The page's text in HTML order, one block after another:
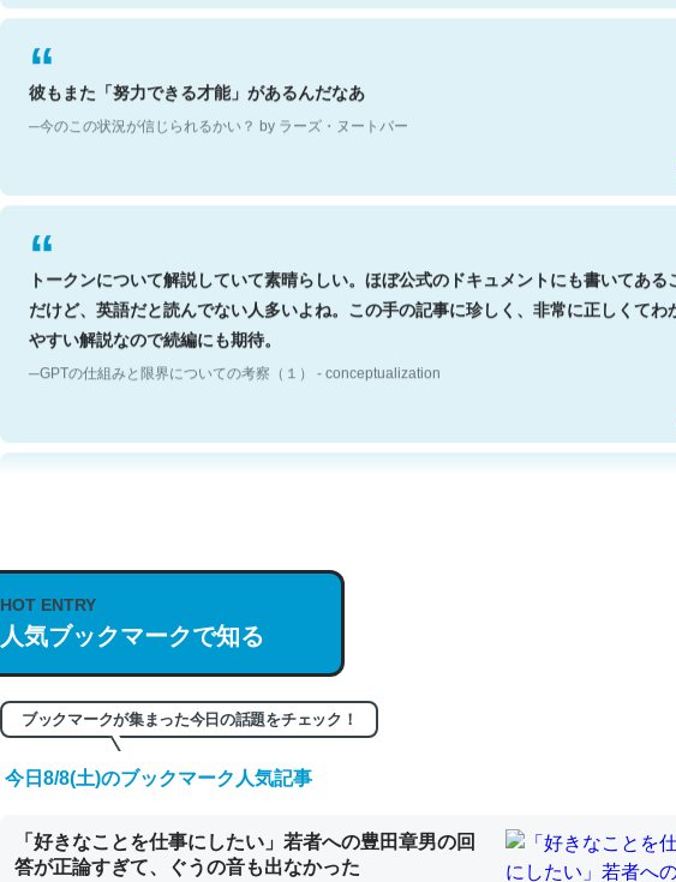
彼もまた「努力できる才能」があるんだなあ
─今のこの状況が信じられるかい？ by ラーズ・ヌートバー
トークンについて解説していて素晴らしい。ほぼ公式のドキュメントにも書いてある
だけど、英語だと読んでない人多いよね。この手の記事に珍しく、非常に正しくてわ
やすい解説なので続編にも期待。
─GPTの仕組みと限界についての考察（１） - conceptualization
これは良記事。32768トークンだと英語小説100ページ分くらい。小説でいう「ずっと
の伏線」は回収されないけど、短期記憶というには多い分量。進化すればするほど分
やすく強くなりそう
HOT ENTRY
人気ブックマークで知る
ブックマークが集まった今日の話題をチェック！
今日8/8(土)のブックマーク人気記事
「好きなことを仕事にしたい」若者への豊田章男の回
答が正論すぎて、ぐうの音も出なかった